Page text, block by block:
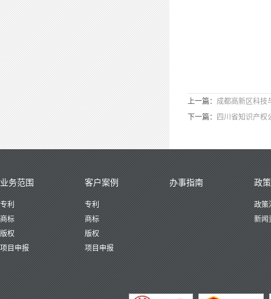
上一篇： 成都高新区科技
下一篇：
四川省知识产权
业务范围
专利
商标
版权
项目申报
客户案例
专利
商标
版权
项目申报
办事指南 政
政策
新闻